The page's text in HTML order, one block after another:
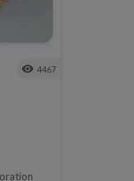
visibility 4467